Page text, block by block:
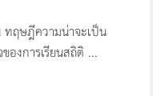
ทฤษฎีความน่าจะเป็น
องการเรียนสถิติ ...